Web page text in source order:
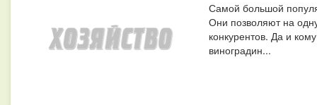
Самой большой
Они позволяют на
конкурентов. Да и
виноградин...